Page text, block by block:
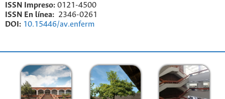
ISSN Impreso: 0121-4500
ISSN En línea: 2346-0261
DOI: 10.15446/av.enferm